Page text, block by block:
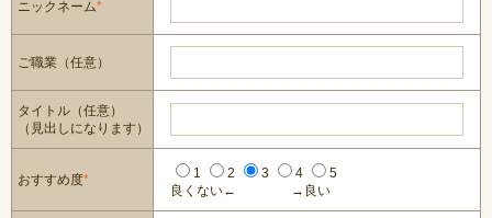
ニックネーム*
ご職業（任意）
タイトル（任意）
（見出しになります）
おすすめ度* 1 2 3 4
5
良くない←
→良い